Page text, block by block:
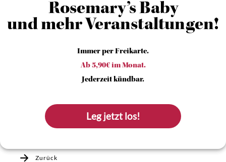
Rosemary’s Baby
und mehr Veranstaltungen!
Immer per Freikarte.
Ab 5,90€ im Monat.
Jederzeit kündbar.
Leg jetzt los!
Zurück